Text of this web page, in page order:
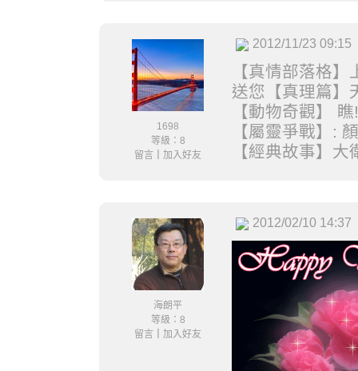
1698
等級：8
留言
加入好友
2012/11/23 09:15
【真情部落格
送您【真理篇】
【動物奇觀】
【屬靈爭戰】:
【經典故事】
海朗平
等級：8
留言
加入好友
2012/02/10 14:37